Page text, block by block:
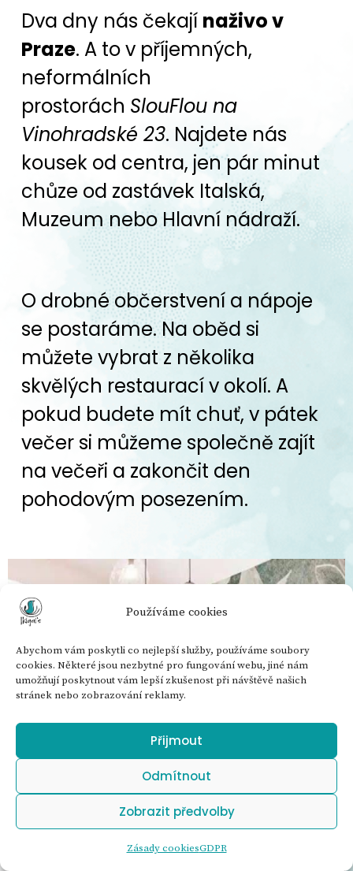
Používáme cookies
Abychom vám poskytli co nejlepší služby, používáme soubory
cookies. Některé jsou nezbytné pro fungování webu, jiné nám
umožňují poskytnout vám lepší zkušenost při návštěvě našich
stránek nebo zobrazování reklamy.
Přijmout
Odmítnout
Zobrazit předvolby
Zásady cookiesGDPR
Dva dny nás čekají naživo v
Praze. A to v příjemných,
neformálních
prostorách SlouFlou na
Vinohradské 23. Najdete nás
kousek od centra, jen pár minut
chůze od zastávek Italská,
Muzeum nebo Hlavní nádraží.
O drobné občerstvení a nápoje
se postaráme. Na oběd si
můžete vybrat z několika
skvělých restaurací v okolí. A
pokud budete mít chuť, v pátek
večer si můžeme společně zajít
na večeři a zakončit den
pohodovým posezením.